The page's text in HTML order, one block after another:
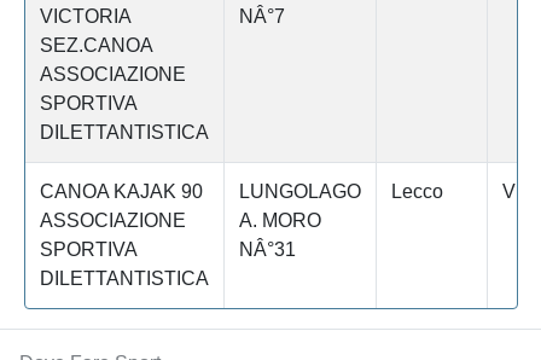
VICTORIA
SEZ.CANOA
ASSOCIAZIONE
SPORTIVA
DILETTANTISTICA
NÂ°7
CANOA KAJAK 90
ASSOCIAZIONE
SPORTIVA
DILETTANTISTICA
LUNGOLAGO
A. MORO
NÂ°31
Lecco